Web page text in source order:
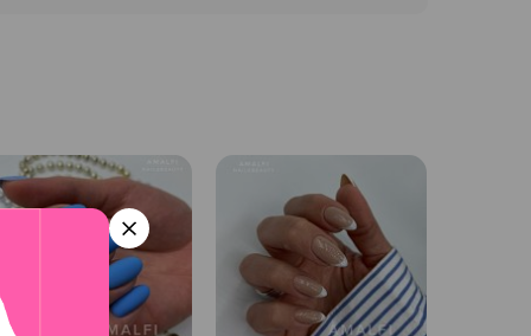
фольгой. Как правило, данная процедура
со специальным раствором, использование
к выполнению обрезного или
снятия покрытия на пластины наносится слой
ногти покрываются кремом или мазью.